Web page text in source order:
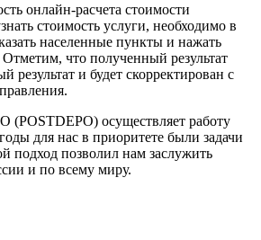
онлайн-расчета стоимости
стоимость услуги, необходимо в
населенные пункты и нажать
что полученный результат
результат и будет скорректирован с
осуществляет работу
для нас в приоритете были задачи
подход позволил нам заслужить
и по всему миру.